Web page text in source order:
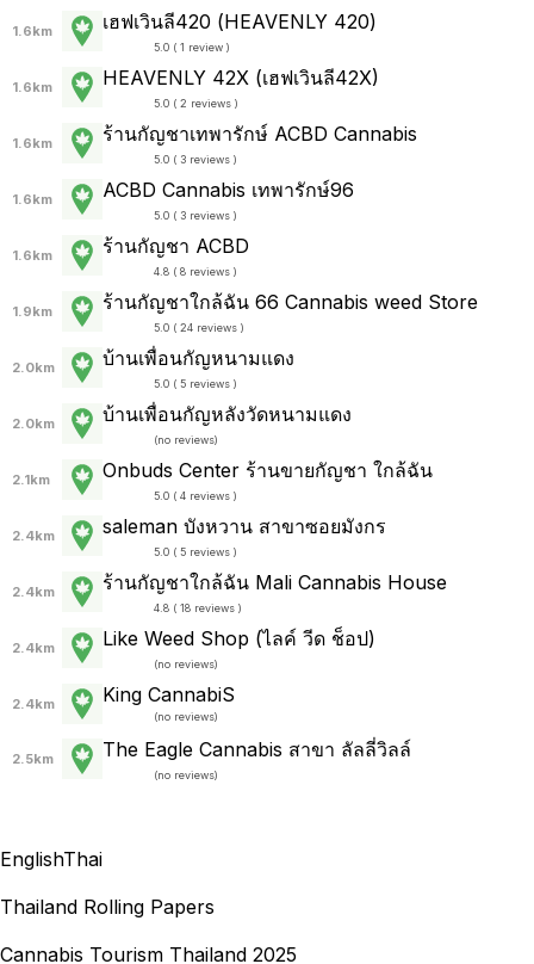
1.6km เฮฟเวินลี420 (HEAVENLY 420)
5.0 ( 1 review )
1.6km HEAVENLY 42X (เฮฟเวินลี42X)
5.0 ( 2 reviews )
1.6km ร้านกัญชาเทพารักษ์ ACBD Cannabis
5.0 ( 3 reviews )
1.6km ACBD Cannabis เทพารักษ์96
5.0 ( 3 reviews )
1.6km ร้านกัญชา ACBD
4.8 ( 8 reviews )
1.9km ร้านกัญชาใกล้ฉัน 66 Cannabis weed Store
5.0 ( 24 reviews )
2.0km บ้านเพื่อนกัญหนามแดง
5.0 ( 5 reviews )
2.0km บ้านเพื่อนกัญหลังวัดหนามแดง
(no reviews)
2.1km Onbuds Center ร้านขายกัญชา ใกล้ฉัน
5.0 ( 4 reviews )
2.4km saleman บังหวาน สาขาซอยมังกร
5.0 ( 5 reviews )
2.4km ร้านกัญชาใกล้ฉัน Mali Cannabis House
4.8 ( 18 reviews )
2.4km Like Weed Shop (ไลค์ วีด ช็อป)
(no reviews)
2.4km King CannabiS
(no reviews)
2.5km The Eagle Cannabis สาขา ลัลลี่วิลล์
(no reviews)
EnglishThai
Thailand Rolling Papers
Cannabis Tourism Thailand 2025